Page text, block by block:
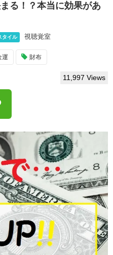
る！？本当に効果があ
タイル 視聴覚室
運 財布
11,997 Views